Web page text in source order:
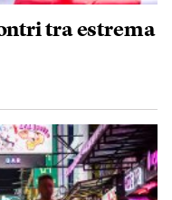
tra estrema